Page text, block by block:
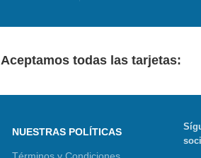
Aceptamos todas las tarjetas:
NUESTRAS POLÍTICAS